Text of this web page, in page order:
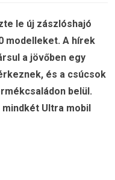
le új zászlóshajó
modelleket. A hírek
a jövőben egy
és a csúcsok
belül.
Ultra mobil